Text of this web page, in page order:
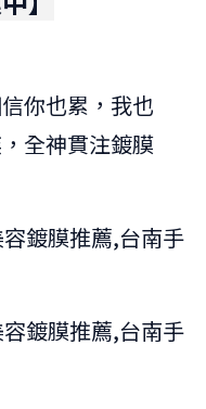
你也累，我也
全神貫注鍍膜